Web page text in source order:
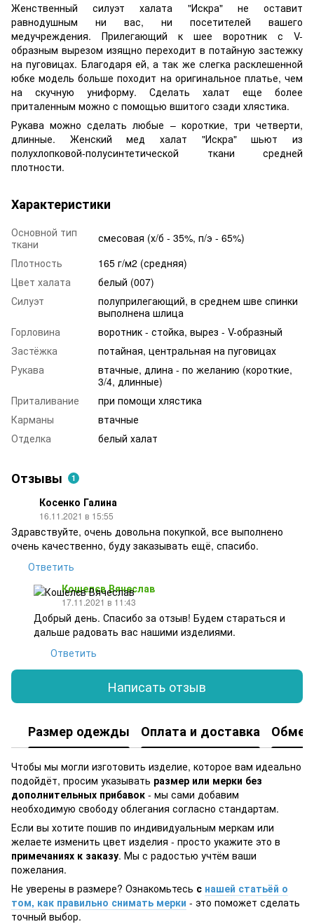
Женственный силуэт халата "Искра" не оставит
равнодушным ни вас, ни посетителей вашего
медучреждения. Прилегающий к шее воротник с V-
образным вырезом изящно переходит в потайную застежку
на пуговицах. Благодаря ей, а так же слегка расклешенной
юбке модель больше походит на оригинальное платье, чем
на скучную униформу. Сделать халат еще более
приталенным можно с помощью вшитого сзади хлястика.
Рукава можно сделать любые – короткие, три четверти,
длинные. Женский мед халат "Искра" шьют из
полухлопковой-полусинтетической ткани средней
плотности.
Характеристики
Основной тип
ткани
смесовая (х/б - 35%, п/э - 65%)
Плотность
165 г/м2 (средняя)
Цвет халата
белый (007)
Силуэт
полуприлегающий, в среднем шве спинки
выполнена шлица
Горловина
воротник - стойка, вырез - V-образный
Застёжка
потайная, центральная на пуговицах
Рукава
втачные, длина - по желанию (короткие,
3/4, длинные)
Приталивание
при помощи хлястика
Карманы
втачные
Отделка
белый халат
Отзывы 1
Косенко Галина
16.11.2021 в 15:55
Здравствуйте, очень довольна покупкой, все выполнено
очень качественно, буду заказывать ещё, спасибо.
Ответить
Кошелєв Вячеслав
17.11.2021 в 11:43
Добрый день. Спасибо за отзыв! Будем стараться и
дальше радовать вас нашими изделиями.
Ответить
Написать отзыв
Размер одежды Оплата и доставка Обмен
Чтобы мы могли изготовить изделие, которое вам идеально
подойдёт, просим указывать размер или мерки без
дополнительных прибавок - мы сами добавим
необходимую свободу облегания согласно стандартам.
Если вы хотите пошив по индивидуальным меркам или
желаете изменить цвет изделия - просто укажите это в
примечаниях к заказу. Мы с радостью учтём ваши
пожелания.
Не уверены в размере? Ознакомьтесь с нашей статьёй о
том, как правильно снимать мерки - это поможет сделать
точный выбор.